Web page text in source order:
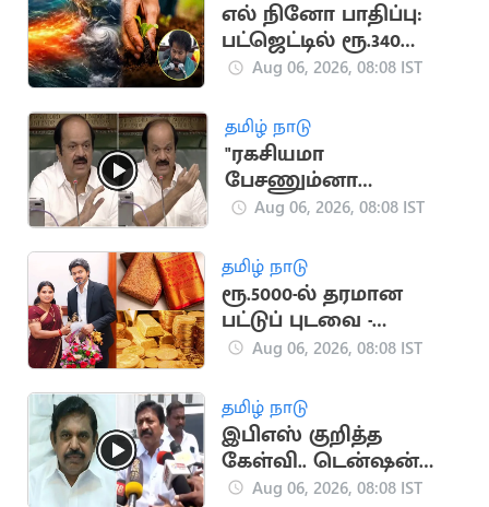
எல் நினோ பாதிப்பு:
பட்ஜெட்டில் ரூ.340
கோடி ஒதுக்கீடு
Aug 06, 2026, 08:08 IST
தமிழ் நாடு
"ரகசியமா
பேசணும்னா
அமைதியா பேசுங்க"..
சபாநாயகர் அறிவுரை
Aug 06, 2026, 08:08 IST
தமிழ் நாடு
ரூ.5000-ல் தரமான
பட்டுப் புடவை -
அமைச்சர் அறிவிப்பு
Aug 06, 2026, 08:08 IST
தமிழ் நாடு
இபிஎஸ் குறித்த
கேள்வி.. டென்ஷன்
ஆன சி.வி.சண்முகம்
Aug 06, 2026, 08:08 IST